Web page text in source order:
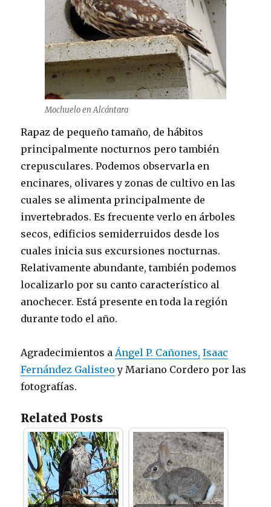
Mochuelo en Alcántara
Rapaz de pequeño tamaño, de hábitos
principalmente nocturnos pero también
crepusculares. Podemos observarla en
encinares, olivares y zonas de cultivo en las
cuales se alimenta principalmente de
invertebrados. Es frecuente verlo en árboles
secos, edificios semiderruidos desde los
cuales inicia sus excursiones nocturnas.
Relativamente abundante, también podemos
localizarlo por su canto característico al
anochecer. Está presente en toda la región
durante todo el año.
Agradecimientos aÁngel P. Cañones, Isaac
Fernández Galisteo y Mariano Cordero por las
fotografías.
Related Posts